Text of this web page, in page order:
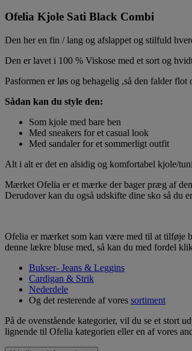
Ofelia Kjole Sati Black Combi
Den her en fin / lang og afslappet og stilfuld
Den er lavet i 100 % Viskose med et sort og
Pasformen er løs og behagelig ,så den falder
Sådan kan du style den:
Som kjole med bare ben
Med sneakers for et casual look
Med sandaler for et sommerligt outfit
Alt i alt er det en alsidig og komfortabel kjole/
Mærket Ofelia er et mærke der bager præg af
Derudover kan du også udskifte dine sko så du
Ofelia er mærket som kan være med til at tilføje
denne lækre bluse med, så kan du med fordel
Bukser- Jeans & Leggins
Cardigan & Strik
Nederdele
Og det resterende af vores sortiment
På de ovenstående kategorier, vil du se et stort
lignende til Ofelia kategorien eller en af vores